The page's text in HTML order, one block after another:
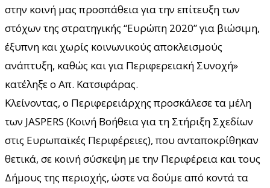
στην κοινή μας προσπάθεια για την επίτευξη των
στόχων της στρατηγικής “Ευρώπη 2020” για βιώσιμη,
έξυπνη και χωρίς κοινωνικούς αποκλεισμούς
ανάπτυξη, καθώς και για Περιφερειακή Συνοχή»
κατέληξε ο Απ. Κατσιφάρας.
Κλείνοντας, ο Περιφερειάρχης προσκάλεσε τα μέλη
των JASPERS (Κοινή Βοήθεια για τη Στήριξη Σχεδίων
στις Ευρωπαϊκές Περιφέρειες), που ανταποκρίθηκαν
θετικά, σε κοινή σύσκεψη με την Περιφέρεια και τους
Δήμους της περιοχής, ώστε να δούμε από κοντά τα